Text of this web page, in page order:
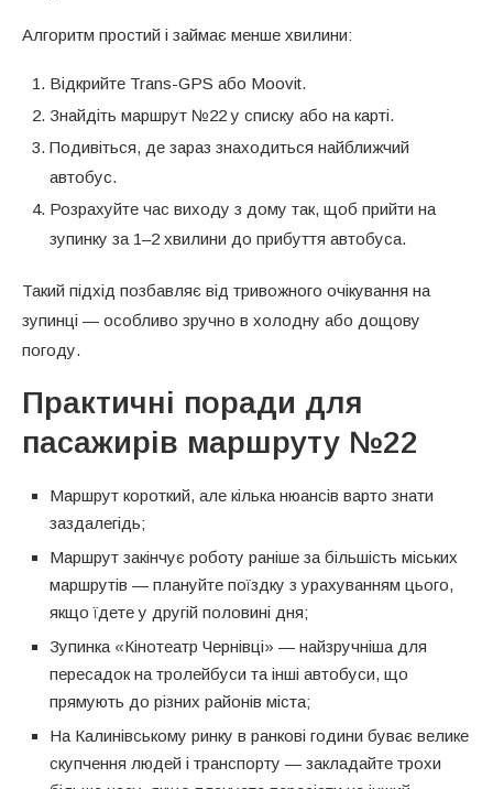
Алгоритм простий і займає менше хвилини:
Відкрийте Trans-GPS або Moovit.
Знайдіть маршрут №22 у списку або на карті.
Подивіться, де зараз знаходиться найближчий
автобус.
Розрахуйте час виходу з дому так, щоб прийти на
зупинку за 1–2 хвилини до прибуття автобуса.
Такий підхід позбавляє від тривожного очікування на
зупинці — особливо зручно в холодну або дощову
погоду.
Практичні поради для
пасажирів маршруту №22
Маршрут короткий, але кілька нюансів варто знати
заздалегідь;
Маршрут закінчує роботу раніше за більшість міських
маршрутів — плануйте поїздку з урахуванням цього,
якщо їдете у другій половині дня;
Зупинка «Кінотеатр Чернівці» — найзручніша для
пересадок на тролейбуси та інші автобуси, що
прямують до різних районів міста;
На Калинівському ринку в ранкові години буває велике
скупчення людей і транспорту — закладайте трохи